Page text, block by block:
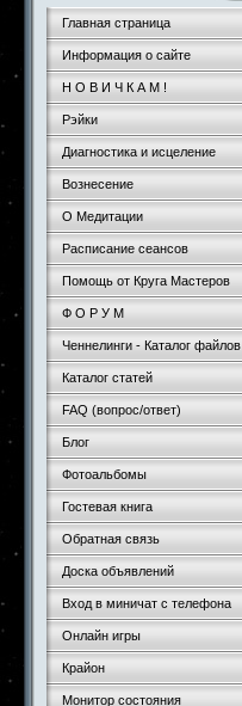
Главная страница
Информация о сайте
Н О В И Ч К А М !
Рэйки
Диагностика и исцеление
Вознесение
О Медитации
Расписание сеансов
Помощь от Круга Мастеров
Ф О Р У М
Ченнелинги - Каталог файлов
Каталог статей
FAQ (вопрос/ответ)
Блог
Фотоальбомы
Гостевая книга
Обратная связь
Доска объявлений
Вход в миничат с телефона
Онлайн игры
Крайон
Монитор состояния